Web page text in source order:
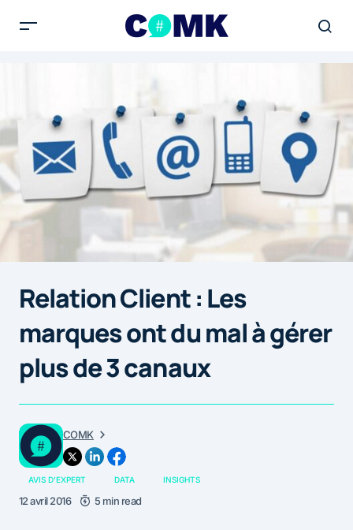
Relation Client : Les
marques ont du mal à gérer
plus de 3 canaux
COMK
AVIS D'EXPERT DATA INSIGHTS
12 avril 2016 5 min read